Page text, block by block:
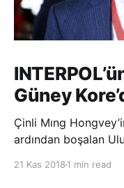
Güney
Çinli Mıng
ardından boşalan
21 Kas 2018 1 min read